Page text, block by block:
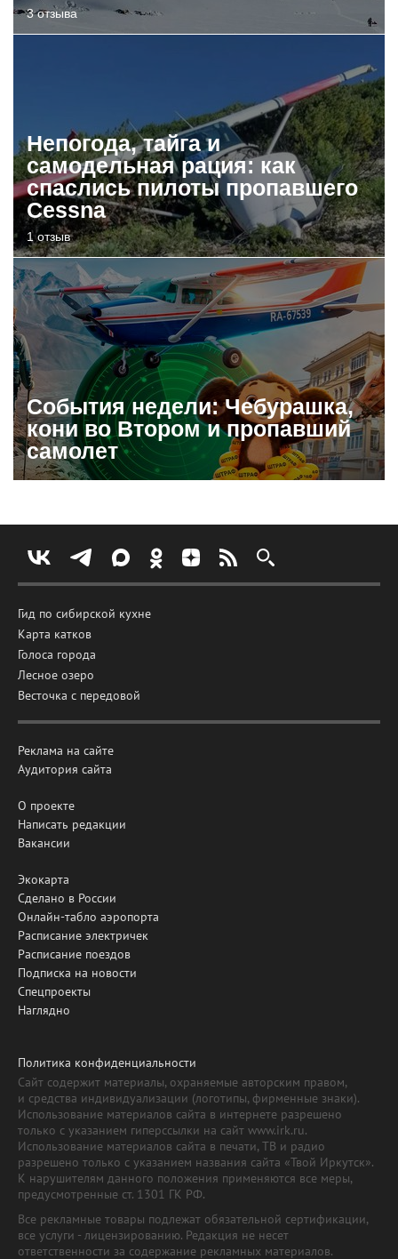
3 отзыва
Непогода, тайга и
самодельная рация: как
спаслись пилоты пропавшего
Cessna
1 отзыв
События недели: Чебурашка,
кони во Втором и пропавший
самолет
Гид по сибирской кухне
Карта катков
Голоса города
Лесное озеро
Весточка с передовой
Реклама на сайте
Аудитория сайта
О проекте
Написать редакции
Вакансии
Экокарта
Сделано в России
Онлайн-табло аэропорта
Расписание электричек
Расписание поездов
Подписка на новости
Спецпроекты
Наглядно
Политика конфиденциальности
Сайт содержит материалы, охраняемые авторским правом,
и средства индивидуализации (логотипы, фирменные знаки).
Использование материалов сайта в интернете разрешено
только с указанием гиперссылки на сайт www.irk.ru.
Использование материалов сайта в печати, ТВ и радио
разрешено только с указанием названия сайта «Твой Иркутск».
К нарушителям данного положения применяются все меры,
предусмотренные ст. 1301 ГК РФ.
Все рекламные товары подлежат обязательной сертификации,
все услуги - лицензированию. Редакция не несет
ответственности за содержание рекламных материалов.